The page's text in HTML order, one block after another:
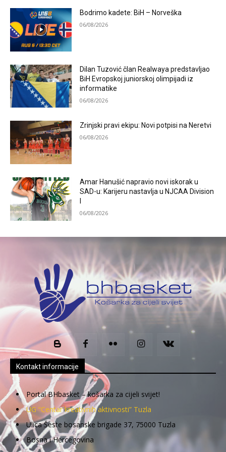
Bodrimo kadete: BiH – Norveška
06/08/2026
Dilan Tuzović član Realwaya predstavljao
BiH Evropskoj juniorskoj olimpijadi iz
informatike
06/08/2026
Zrinjski pravi ekipu: Novi potpisi na Neretvi
06/08/2026
Amar Hanušić napravio novi iskorak u
SAD-u: Karijeru nastavlja u NJCAA Division
06/08/2026
Kontakt informacije
Portal BHbasket – košarka za cijeli svijet!
UG “Centar kreativnih aktivnosti” Tuzla
Ulica Šeste bosanske brigade 37, 75000 Tuzla
Bosna i Hercegovina